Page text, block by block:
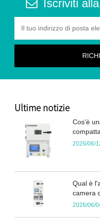
Iscriviti
Ultime notizie
Cos'è
2026/06/
Qual è
camera
2026/06/